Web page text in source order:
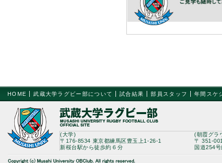
HOME 武蔵大学ラグビー部について 試合結果 部員スタッフ 年間スケ
(大学)
〒176-8534 東京都練馬区豊玉上1-26-1
新桜台駅から徒歩約６分
(朝霞グラ
〒 351-
国道254